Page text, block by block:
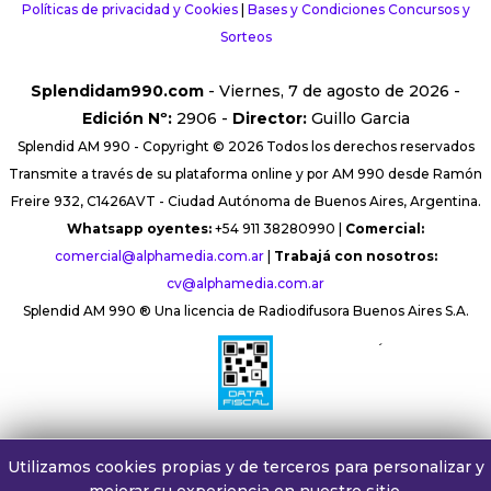
Políticas de privacidad y Cookies| Bases y Condiciones Concursos y
Sorteos
Splendidam990.com - Viernes, 7 de agosto de 2026 -
Edición Nº:2906 - Director:Guillo Garcia
Splendid AM 990 - Copyright © 2026 Todos los derechos reservados
Transmite a través de su plataforma online y por AM 990 desde Ramón
Freire 932, C1426AVT - Ciudad Autónoma de Buenos Aires, Argentina.
Whatsapp oyentes: +54 911 38280990 | Comercial:
comercial@alphamedia.com.ar| Trabajá con nosotros:
cv@alphamedia.com.ar
Splendid AM 990 ® Una licencia de Radiodifusora Buenos Aires S.A.
´
Utilizamos cookies propias y de terceros para personalizar y